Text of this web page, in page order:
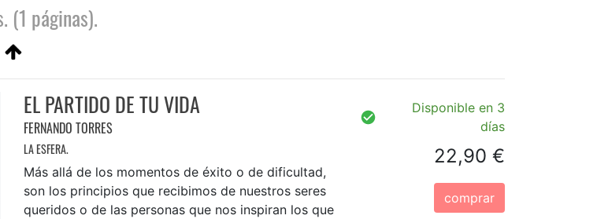
(1 páginas).
EL PARTIDO DE TU VIDA
FERNANDO TORRES
LA ESFERA.
Más allá de los momentos de éxito o de dificultad,
son los principios que recibimos de nuestros seres
queridos o de las personas que nos inspiran los que
Disponible en 3
días
22,90 €
comprar